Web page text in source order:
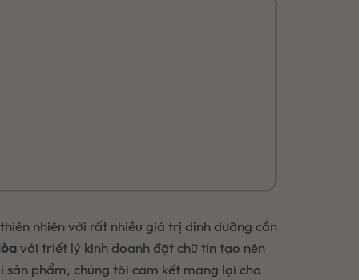
nhiên với rất nhiều giá trị dinh dưỡng cần
với triết lý kinh doanh đặt chữ tín tạo nên
sản phẩm, chúng tôi cam kết mang lại cho